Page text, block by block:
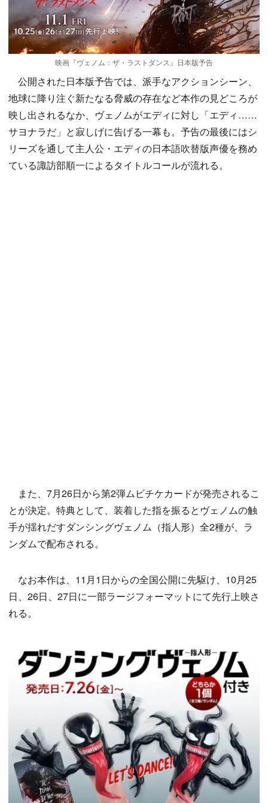
映画『ヴェノム：ザ・ラストダンス』日本版予告
公開された日本版予告では、派手なアクションシーン、
地球に降り注ぐ新たなる脅威の存在など本作の見どころが
映し出されるなか、ヴェノムがエディに対し「エディ……
サヨナラだ」と寂しげに告げる一幕も。予告の最後にはシ
リーズを通して主人公・エディの日本語吹替版声優を務め
ている諏訪部順一によるタイトルコールが流れる。
また、7月26日から第2弾ムビチケカードが発売されるこ
とが決定。特典として、装着した指を振るとヴェノムの触
手が揺れだすダンシングヴェノム（指人形）全2種が、ラ
ンダムで配布される。
なお本作は、11月1日からの全国公開に先駆け、10月25
日、26日、27日に一部ラージフォーマットにて先行上映さ
れる。